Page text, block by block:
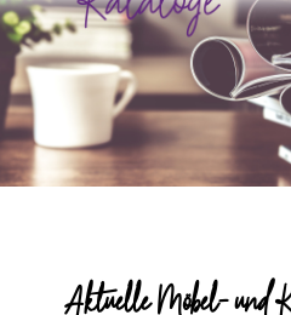
Aktuelle Möbel- und